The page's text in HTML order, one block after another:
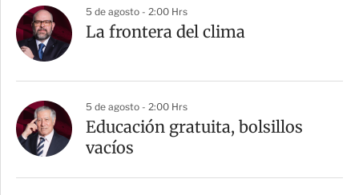
5 de agosto - 2:00 Hrs
La frontera del clima
5 de agosto - 2:00 Hrs
Educación gratuita, bolsillos
vacíos